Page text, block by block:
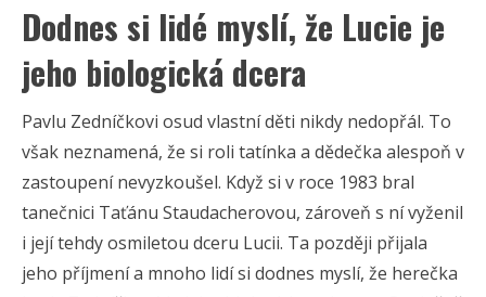
Dodnes si lidé myslí, že Lucie je
jeho biologická dcera
Pavlu Zedníčkovi osud vlastní děti nikdy nedopřál. To
však neznamená, že si roli tatínka a dědečka alespoň v
zastoupení nevyzkoušel. Když si v roce 1983 bral
tanečnici Taťánu Staudacherovou, zároveň s ní vyženil
i její tehdy osmiletou dceru Lucii. Ta později přijala
jeho příjmení a mnoho lidí si dodnes myslí, že herečka